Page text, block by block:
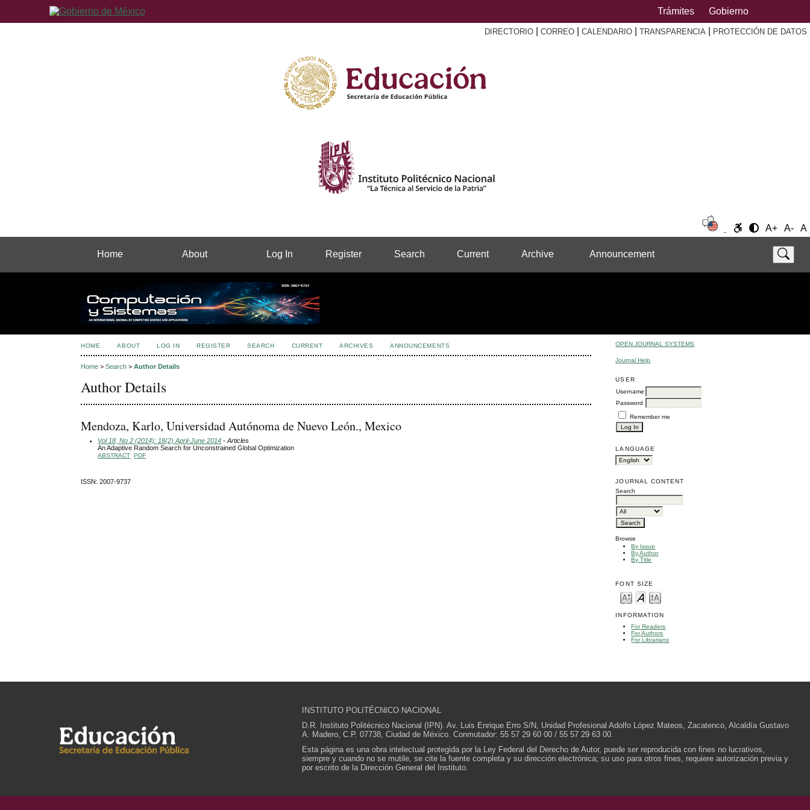
Trámites Gobierno
DIRECTORIO CORREO CALENDARIO TRANSPARENCIA PROTECCIÓN DE DATOS
A+ A- A
Home About Log In Register Search Current Archive Announcement
OPEN JOURNAL SYSTEMS
Journal Help
USER
Username
Password
Remember me
LANGUAGE
JOURNAL CONTENT
Search
Browse
By Issue
By Author
By Title
FONT SIZE
INFORMATION
For Readers
For Authors
For Librarians
HOME ABOUT LOG IN REGISTER SEARCH CURRENT ARCHIVES ANNOUNCEMENTS
Home >Search >Author Details
Author Details
Mendoza, Karlo, Universidad Autónoma de Nuevo León., Mexico
Vol 18, No 2 (2014): 18(2) April-June 2014 - Articles
An Adaptive Random Search for Unconstrained Global Optimization
ABSTRACT PDF
ISSN: 2007-9737
INSTITUTO POLITÉCNICO NACIONAL
D.R. Instituto Politécnico Nacional (IPN). Av. Luis Enrique Erro S/N, Unidad Profesional Adolfo López Mateos, Zacatenco, Alcaldía Gustavo
A. Madero, C.P. 07738, Ciudad de México. Conmutador: 55 57 29 60 00 / 55 57 29 63 00.
Esta página es una obra intelectual protegida por la Ley Federal del Derecho de Autor, puede ser reproducida con fines no lucrativos,
siempre y cuando no se mutile, se cite la fuente completa y su dirección electrónica; su uso para otros fines, requiere autorización previa y
por escrito de la Dirección General del Instituto.